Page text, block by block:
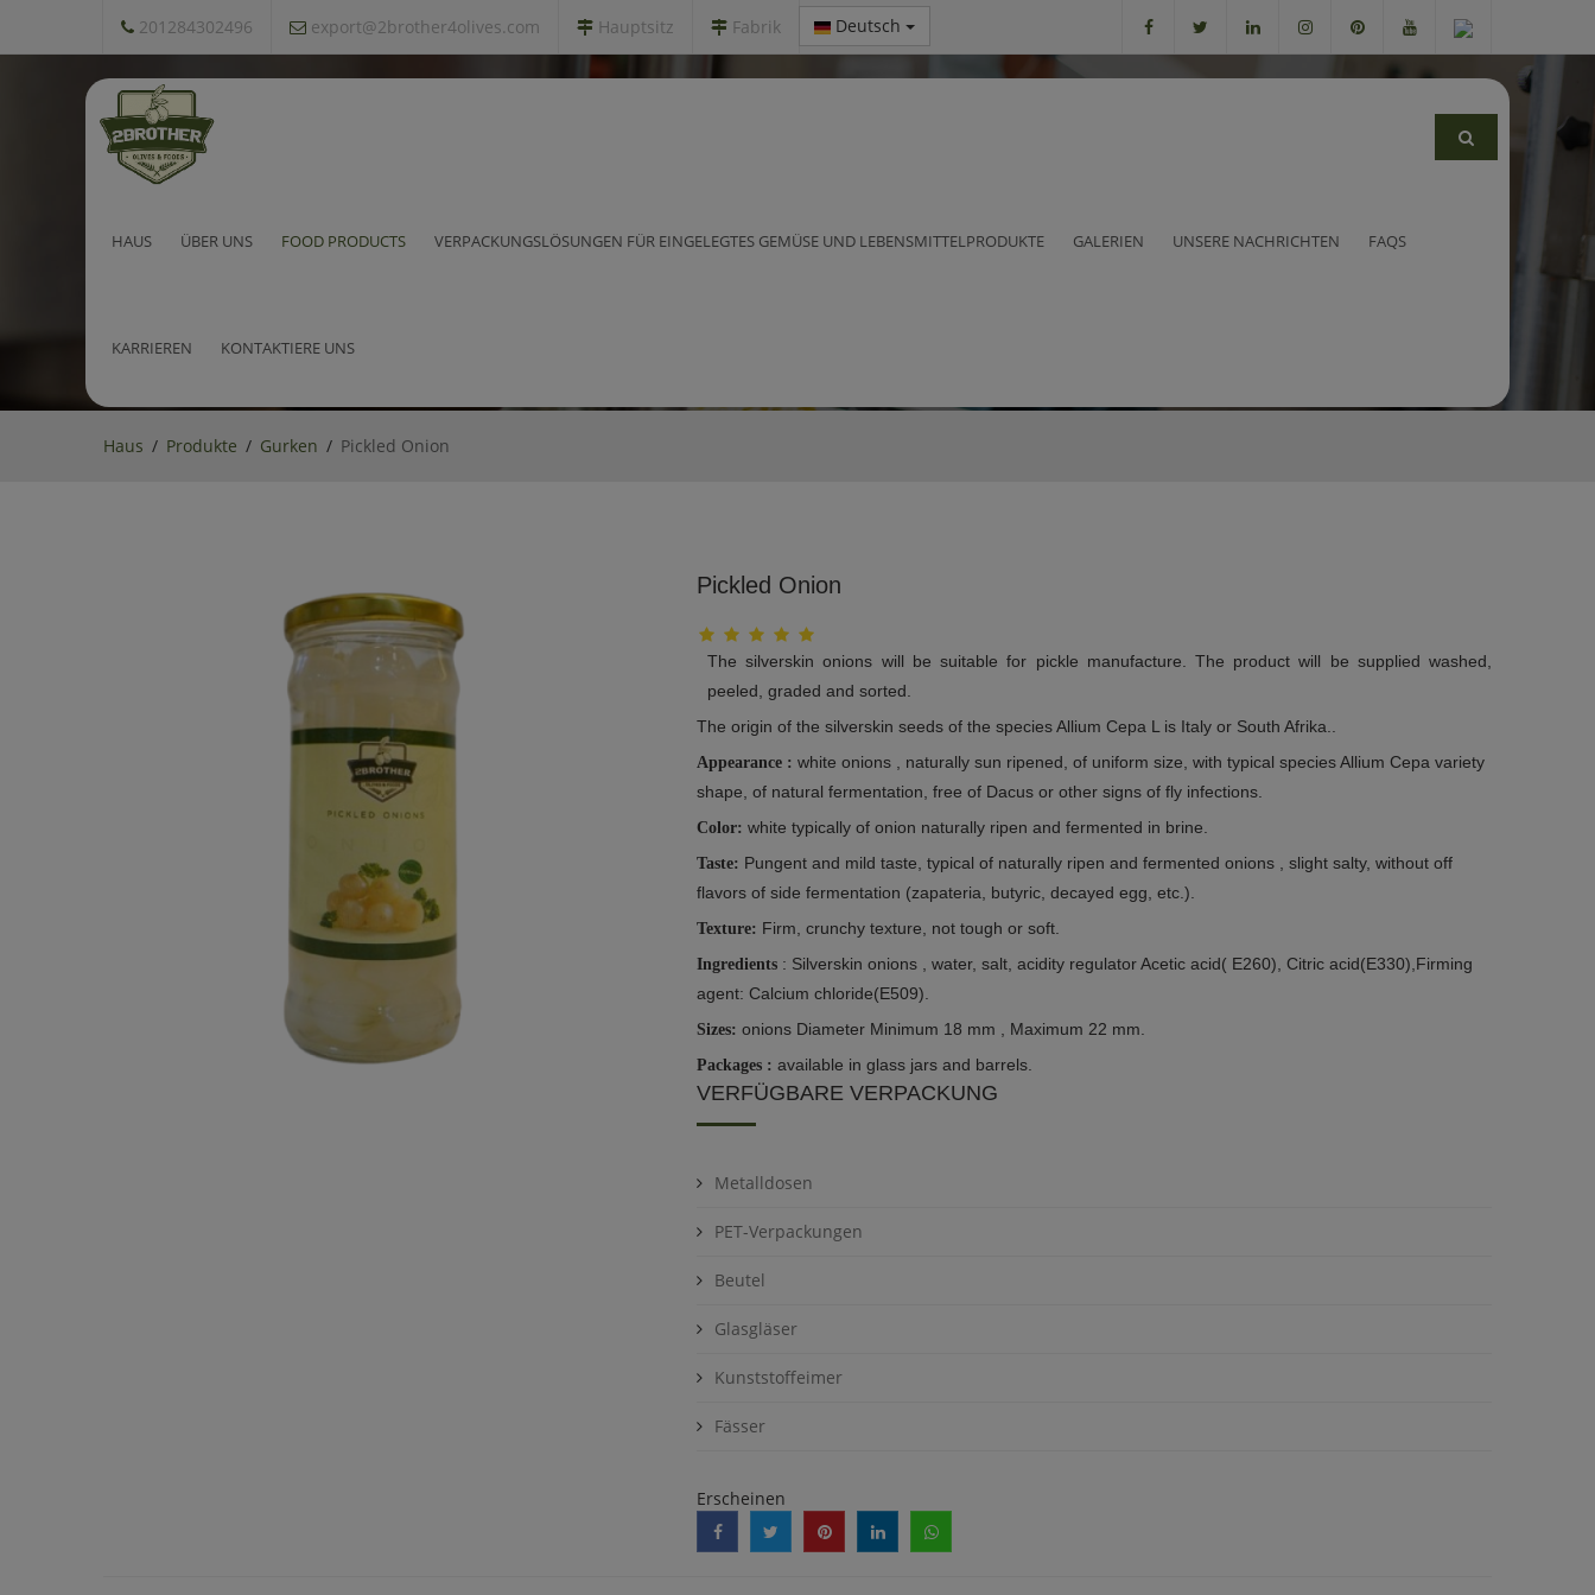
201284302496 export@2brother4olives.com Hauptsitz Fabrik Deutsch
HAUS ÜBER UNS FOOD PRODUCTS VERPACKUNGSLÖSUNGEN FÜR EINGELEGTES GEMÜSE UND LEBENSMITTELPRODUKTE GALERIEN UNSERE NACHRICHTEN FAQS
KARRIEREN KONTAKTIERE UNS
Pickled Onion
Haus Produkte Gurken Pickled Onion
Pickled Onion
The silverskin onions will be suitable for pickle manufacture. The product will be supplied washed,
peeled, graded and sorted.
The origin of the silverskin seeds of the species Allium Cepa L is Italy or South Afrika..
Appearance : white onions , naturally sun ripened, of uniform size, with typical species Allium Cepa variety
shape, of natural fermentation, free of Dacus or other signs of fly infections.
Color: white typically of onion naturally ripen and fermented in brine.
Taste: Pungent and mild taste, typical of naturally ripen and fermented onions , slight salty, without off
flavors of side fermentation (zapateria, butyric, decayed egg, etc.).
Texture: Firm, crunchy texture, not tough or soft.
Ingredients : Silverskin onions , water, salt, acidity regulator Acetic acid( E260), Citric acid(E330),Firming
agent: Calcium chloride(E509).
Sizes: onions Diameter Minimum 18 mm , Maximum 22 mm.
Packages : available in glass jars and barrels.
VERFÜGBARE VERPACKUNG
Metalldosen
PET-Verpackungen
Beutel
Glasgläser
Kunststoffeimer
Fässer
Erscheinen